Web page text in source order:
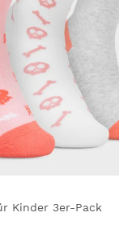
Kinder 3er-Pack